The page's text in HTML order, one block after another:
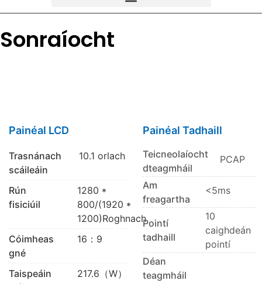
Sonraíocht
Painéal LCD
Trasnánach
scáileáin
10.1 orlach
Rún
fisiciúil
1280 *
800/(1920 *
1200)Roghnach
Cóimheas
gné
16：9
Taispeáin
217.6（W）
Painéal Tadhaill
Teicneolaíocht
dteagmháil
PCAP
Am
freagartha
<5ms
Pointí
tadhaill
10
caighdeán
pointí
Déan
teagmháil